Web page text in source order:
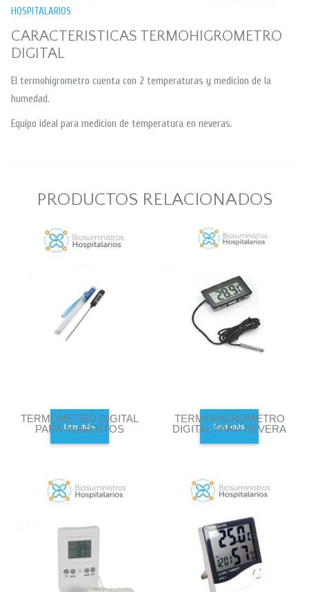
HOSPITALARIOS
CARACTERISTICAS TERMOHIGROMETRO
DIGITAL
El termohigrometro cuenta con 2 temperaturas y medicion de la
humedad.
Equipo ideal para medicion de temperatura en neveras.
PRODUCTOS RELACIONADOS
TERMOMETRO DIGITAL
PARA ALIMENTOS
Leer más
TERMOHIGROMETRO
DIGITAL PARA NEVERA
Leer más